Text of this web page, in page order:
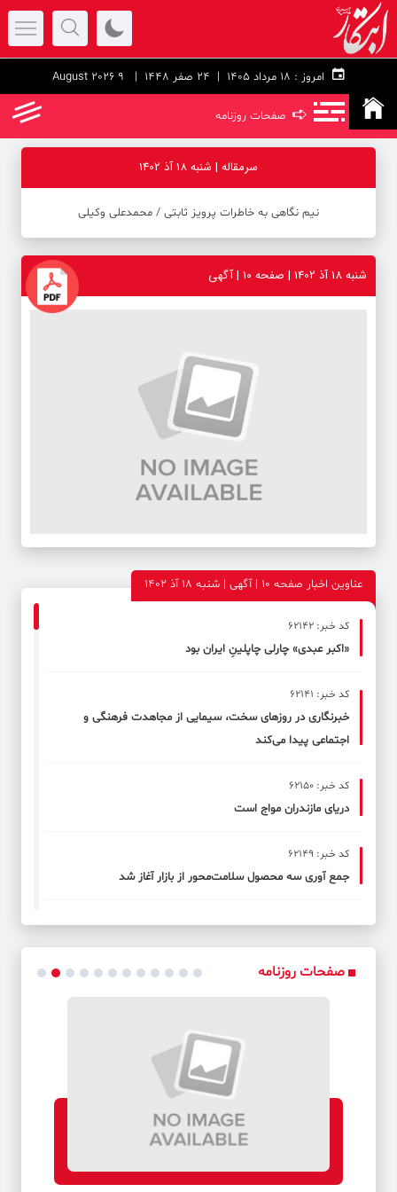
امروز : 24 صفر 1448 | 9 August 2026
➪ صفحات روزنامه
سرمقاله | شنبه 18 آذ 1402
نیم نگاهی به خاطرات پرویز ثابتی / محمدعلی وکیلی
شنبه 18 آذ 1402 | صفحه ۱۰ | آگهی
عناوین اخبار صفحه ۱۰ | آگهی | شنبه 18 آذ 1402
کد خبر: 62142
«اکبر عبدی» چارلی چاپلینِ ایران بود
کد خبر: 62141
خبرنگاری در روزهای سخت، سیمایی از مجاهدت فرهنگی و
اجتماعی پیدا می‌کند
کد خبر: 62150
دریای مازندران مواج است
کد خبر: 62149
جمع آوری سه محصول سلامت‌محور از بازار آغاز شد
کد خبر: 62127
برطرف شدن محدودیت‌ برق صنایع طی هفته‌های آینده
اروپا در محاصره گرما و خشکسالی
افزایش قیمت نفت به دلیل تنش‌های تنگه هرمز و کاهش ذخایر
آمریکا
صفحات روزنامه